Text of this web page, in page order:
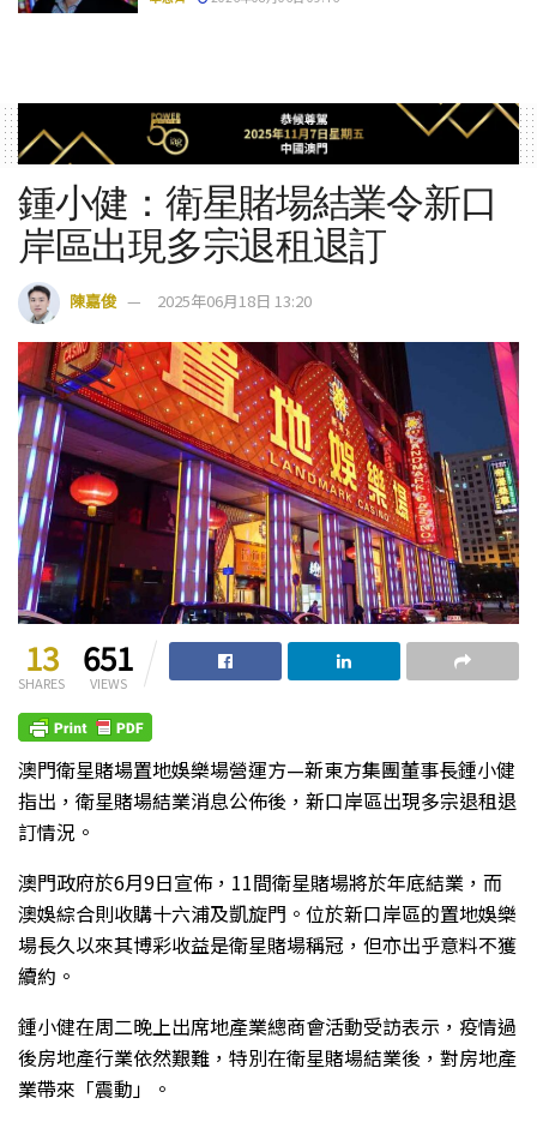
鍾小健：衛星賭場結業令新口
岸區出現多宗退租退訂
陳嘉俊 2025年06月18日 13:20
13
SHARES
651
VIEWS
澳門衛星賭場置地娛樂場營運方—新東方集團董事長鍾小健
指出，衛星賭場結業消息公佈後，新口岸區出現多宗退租退
訂情況。
澳門政府於6月9日宣佈，11間衛星賭場將於年底結業，而
澳娛綜合則收購十六浦及凱旋門。位於新口岸區的置地娛樂
場長久以來其博彩收益是衛星賭場稱冠，但亦出乎意料不獲
續約。
鍾小健在周二晚上出席地產業總商會活動受訪表示，疫情過
後房地產行業依然艱難，特別在衛星賭場結業後，對房地產
業帶來「震動」。